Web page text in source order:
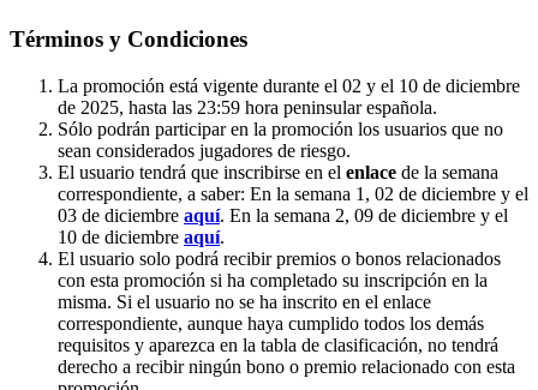
Términos y Condiciones
La promoción está vigente durante el 02 y el 10 de diciembre
de 2025, hasta las 23:59 hora peninsular española.
Sólo podrán participar en la promoción los usuarios que no
sean considerados jugadores de riesgo.
El usuario tendrá que inscribirse en el enlace de la semana
correspondiente, a saber: En la semana 1, 02 de diciembre y el
03 de diciembre aquí. En la semana 2, 09 de diciembre y el
10 de diciembre aquí.
El usuario solo podrá recibir premios o bonos relacionados
con esta promoción si ha completado su inscripción en la
misma. Si el usuario no se ha inscrito en el enlace
correspondiente, aunque haya cumplido todos los demás
requisitos y aparezca en la tabla de clasificación, no tendrá
derecho a recibir ningún bono o premio relacionado con esta